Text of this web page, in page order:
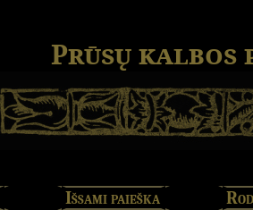
Prūsų kalbos
Išsami paieška